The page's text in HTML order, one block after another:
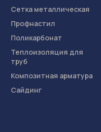
Сетка металлическая
Профнастил
Поликарбонат
Теплоизоляция для
труб
Композитная арматура
Сайдинг